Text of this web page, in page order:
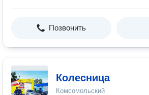
Позвонить
Колесница
Комсомольский